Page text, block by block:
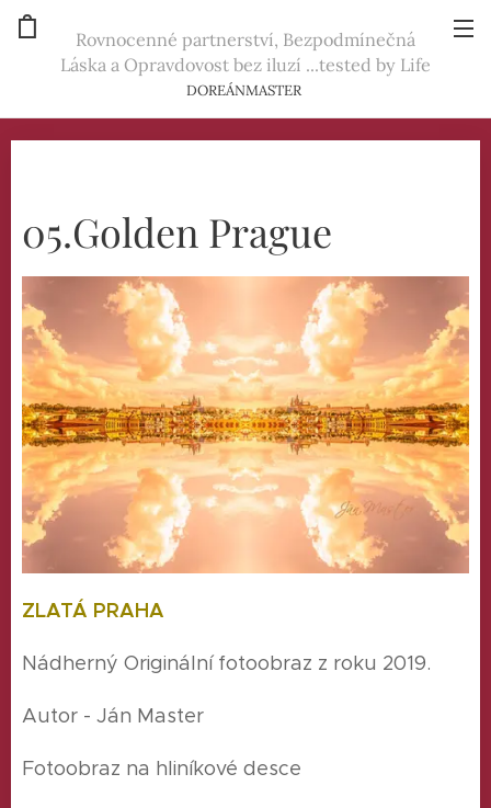
Rovnocenné partnerství, Bezpodmínečná
Láska a Opravdovost bez iluzí ...tested by Life
DOREÁNMASTER
05.Golden Prague
ZLATÁ PRAHA
Nádherný Originální fotoobraz z roku 2019.
Autor - Ján Master
Fotoobraz na hliníkové desce